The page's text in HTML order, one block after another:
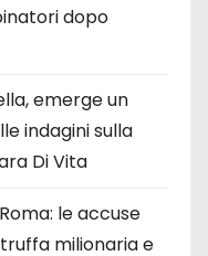
dopo
emerge un
indagini sulla
Di Vita
le accuse
milionaria e